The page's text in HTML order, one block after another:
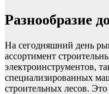
Разнообразие
На сегодняшний день
ассортимент
электроинструментов,
специализированных
строительных лесов.